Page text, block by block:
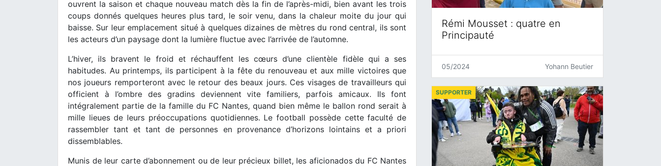
ouvrent la saison et chaque nouveau match dès la fin de l’après-midi, bien avant les trois
coups donnés quelques heures plus tard, le soir venu, dans la chaleur moite du jour qui
baisse. Sur leur emplacement situé à quelques dizaines de mètres du rond central, ils sont
les acteurs d’un paysage dont la lumière fluctue avec l’arrivée de l’automne.
L’hiver, ils bravent le froid et réchauffent les cœurs d’une clientèle fidèle qui a ses
habitudes. Au printemps, ils participent à la fête du renouveau et aux mille victoires que
nos joueurs remporteront avec le retour des beaux jours. Ces visages de travailleurs qui
officient à l’ombre des gradins deviennent vite familiers, parfois amicaux. Ils font
intégralement partie de la famille du FC Nantes, quand bien même le ballon rond serait à
mille lieues de leurs préoccupations quotidiennes. Le football possède cette faculté de
rassembler tant et tant de personnes en provenance d’horizons lointains et a priori
dissemblables.
Munis de leur carte d’abonnement ou de leur précieux billet, les aficionados du FC Nantes
Rémi Mousset : quatre en
Principauté
05/2024 Yohann Beutier
SUPPORTER